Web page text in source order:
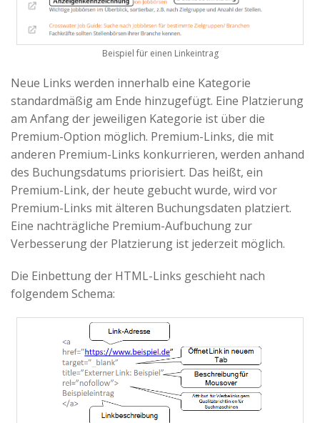
Beispiel für einen Linkeintrag
Neue Links werden innerhalb eine Kategorie
standardmäßig am Ende hinzugefügt. Eine Platzierung
am Anfang der jeweiligen Kategorie ist über die
Premium-Option möglich. Premium-Links, die mit
anderen Premium-Links konkurrieren, werden anhand
des Buchungsdatums priorisiert. Das heißt, ein
Premium-Link, der heute gebucht wurde, wird vor
Premium-Links mit älteren Buchungsdaten platziert.
Eine nachträgliche Premium-Aufbuchung zur
Verbesserung der Platzierung ist jederzeit möglich.
Die Einbettung der HTML-Links geschieht nach
folgendem Schema: